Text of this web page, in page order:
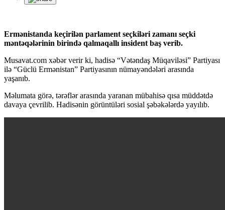
Ermənistanda keçirilən parlament seçkiləri zamanı seçki
məntəqələrinin birində qalmaqallı insident baş verib.
Musavat.com xəbər verir ki, hadisə “Vətəndaş Müqaviləsi” Partiyası
ilə “Güclü Ermənistan” Partiyasının nümayəndələri arasında
yaşanıb.
Məlumata görə, tərəflər arasında yaranan mübahisə qısa müddətdə
davaya çevrilib. Hadisənin görüntüləri sosial şəbəkələrdə yayılıb.